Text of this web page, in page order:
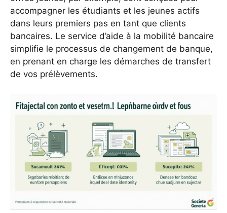
accompagner les étudiants et les jeunes actifs
dans leurs premiers pas en tant que clients
bancaires. Le service d’aide à la mobilité bancaire
simplifie le processus de changement de banque,
en prenant en charge les démarches de transfert
de vos prélèvements.